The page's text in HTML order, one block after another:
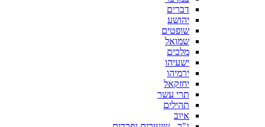
דברים
יהושע
שופטים
שמואל
מלכים
ישעיהו
ירמיהו
יחזקאל
תרי עשר
תהילים
איוב